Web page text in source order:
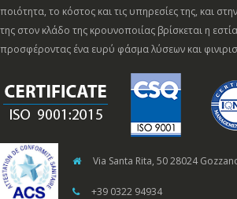
ποιότητα, το κόστος και τις υπηρεσίες της, και
της στον κλάδο της κρουνοποιίας βρίσκεται η
προσφέροντας ένα ευρύ φάσμα λύσεων και
Via Santa Rita, 50 28024
+39 0322 94934